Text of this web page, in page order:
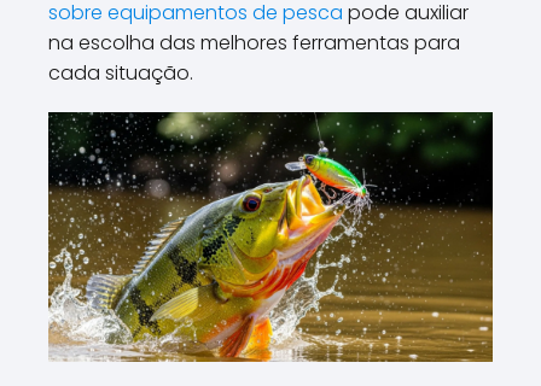
sobre equipamentos de pesca pode auxiliar
na escolha das melhores ferramentas para
cada situação.